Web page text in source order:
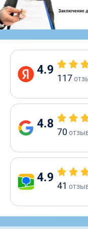
4.9
117
4.8
70
4.9
41